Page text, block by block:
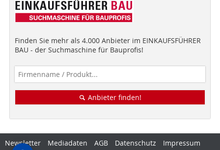
Finden Sie mehr als 4.000 Anbieter im EINKAUFSFÜHRER
BAU - der Suchmaschine für Bauprofis!
Anbieter finden!
Newsletter Mediadaten AGB Datenschutz
Impressum